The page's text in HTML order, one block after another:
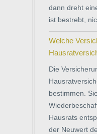
dann dreht
ist bestrebt,
Welche
Die
bestimmen.
Hausrats
der Neuwert